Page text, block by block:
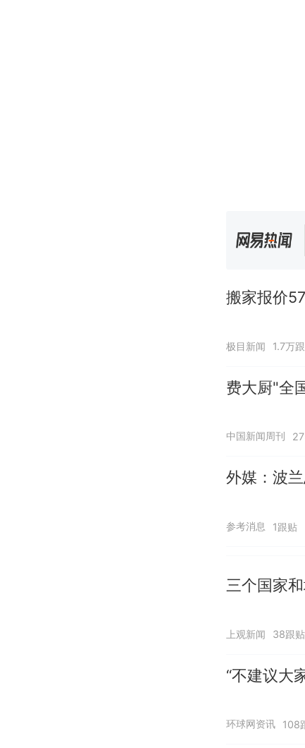
搬家报价
极目新闻 1.7万
费大厨"全
中国新闻周刊
外媒：波
参考消息 1跟贴
三个国家
上观新闻 38跟贴
“不建议大
环球网资讯 108